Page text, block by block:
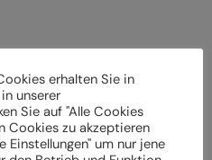
muss das
Verwendung durch einen
entsprechend den
erhalten Sie in
unserer
Sie auf "Alle Cookies
Cookies zu akzeptieren
Einstellungen" um nur jene